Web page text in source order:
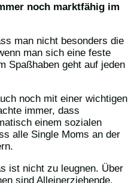
noch marktfähig im
man nicht besonders die
man sich eine feste
Spaßhaben geht auf jeden
noch mit einer wichtigen
immer, dass
einem sozialen
alle Single Moms an der
ist nicht zu leugnen. Über
sind Alleinerziehende.